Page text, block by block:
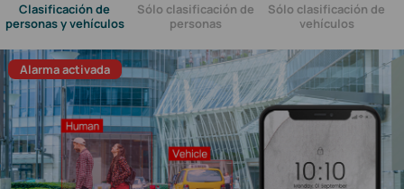
Clasificación de
personas y vehículos
Sólo clasificación de
personas
Sólo clasificación de
vehículos
Alarma activada